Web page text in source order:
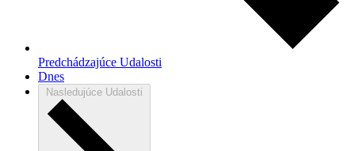
Predchádzajúce Udalosti
Dnes
Nasledujúce Udalosti